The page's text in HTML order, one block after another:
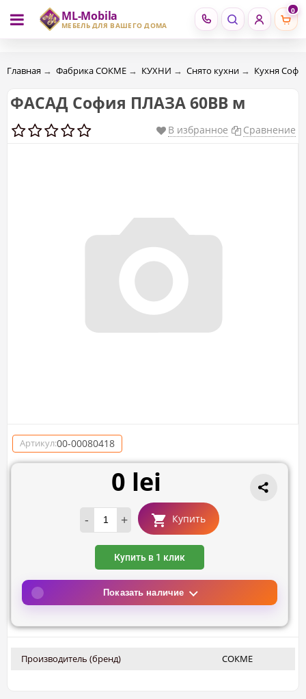
ML-Mobila
МЕБЕЛЬ ДЛЯ ВАШЕГО ДОМА
0
RU RO
Главная → Фабрика СОКМЕ → КУХНИ → Снято кухни → Кухня
ФАСАД София ПЛАЗА 60ВВ м
В избранное Сравнение
Артикул:00-00080418
0 lei
- + Купить
Купить в 1 клик
Показать наличие
Производитель (бренд) СОКМЕ